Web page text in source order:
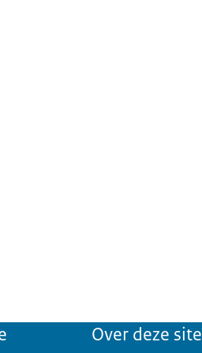
Over deze site